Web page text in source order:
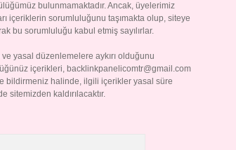
bulunmamaktadır. Ancak, üyelerimiz
içeriklerin sorumluluğunu taşımakta olup, siteye
bu sorumluluğu kabul etmiş sayılırlar.
ve yasal düzenlemelere aykırı olduğunu
içerikleri, backlinkpanelicomtr@gmail.com
bildirmeniz halinde, ilgili içerikler yasal süre
sitemizden kaldırılacaktır.